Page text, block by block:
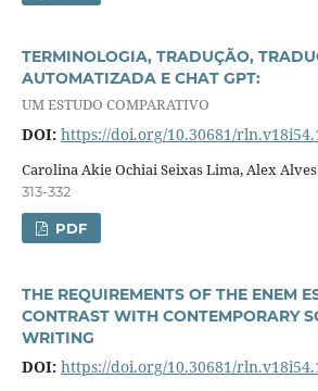
TERMINOLOGIA, TRADUÇÃO,
AUTOMATIZADA E CHAT GPT:
UM ESTUDO COMPARATIVO
DOI: https://doi.org/10.30681/
Carolina Akie Ochiai Seixas Lima, Alex
313-332
PDF
THE REQUIREMENTS OF THE ENEM
CONTRAST WITH CONTEMPORARY
WRITING
DOI: https://doi.org/10.30681/